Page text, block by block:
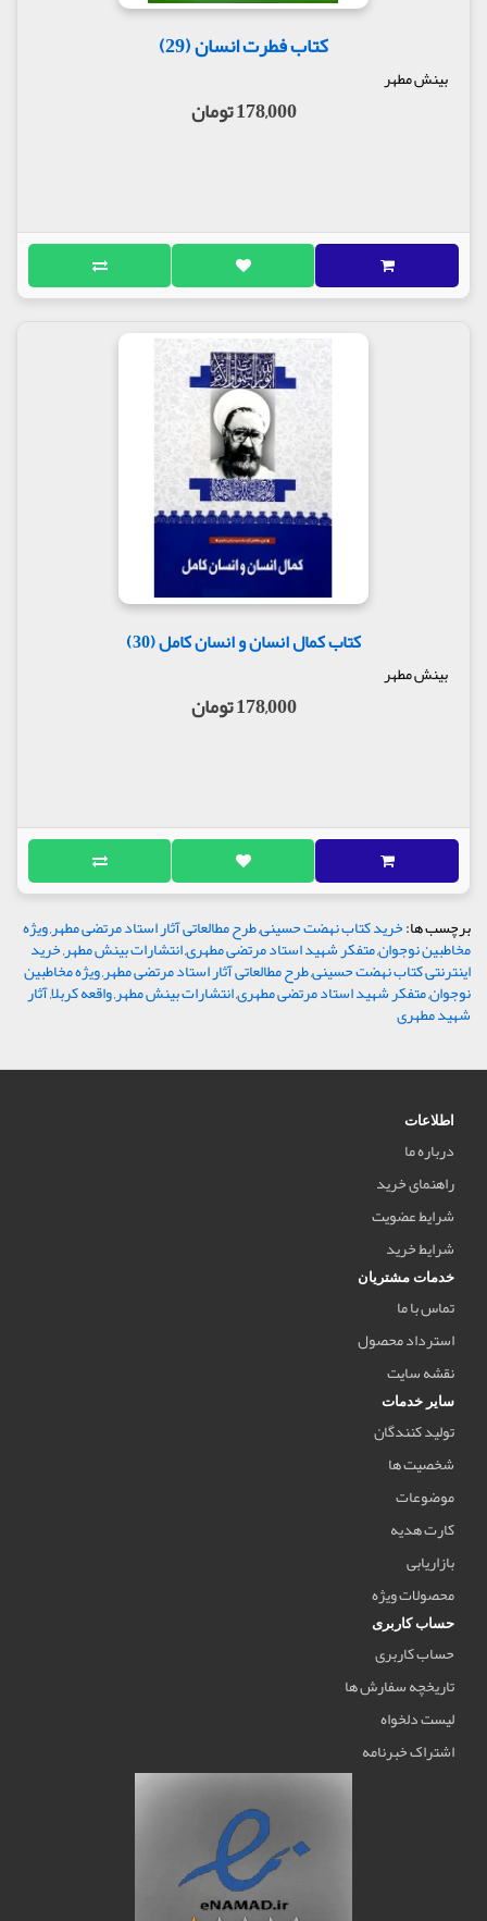
کتاب فطرت انسان (29)
بینش مطهر
178,000 تومان
کتاب کمال انسان و انسان کامل (30)
بینش مطهر
178,000 تومان
برچسب ها:خرید کتاب نهضت حسینی,طرح مطالعاتی آثار استاد مرتضی مطهر,ویژه
مخاطبین نوجوان,متفکر شهید استاد مرتضی مطهری,انتشارات بینش مطهر,خرید
اینترنتی کتاب نهضت حسینی,طرح مطالعاتی آثار استاد مرتضی مطهر,ویژه مخاطبین
نوجوان,متفکر شهید استاد مرتضی مطهری,انتشارات بینش مطهر,واقعه کربلا,آثار
شهید مطهری
اطلاعات
درباره ما
راهنمای خرید
شرایط عضویت
شرایط خرید
خدمات مشتریان
تماس با ما
استرداد محصول
نقشه سایت
سایر خدمات
تولید کنندگان
شخصیت ها
موضوعات
کارت هدیه
بازاریابی
محصولات ویژه
حساب کاربری
حساب کاربری
تاریخچه سفارش ها
لیست دلخواه
اشتراک خبرنامه